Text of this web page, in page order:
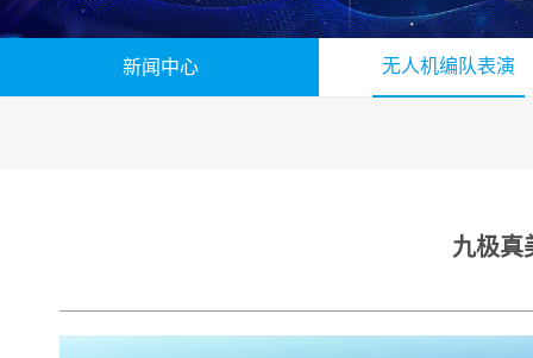
新闻中心 无人机编队表演
九极真